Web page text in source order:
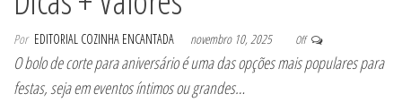
Por EDITORIAL COZINHA ENCANTADA novembro 10, 2025 Off
O bolo de corte para aniversário é uma das opções mais populares para
festas, seja em eventos íntimos ou grandes…